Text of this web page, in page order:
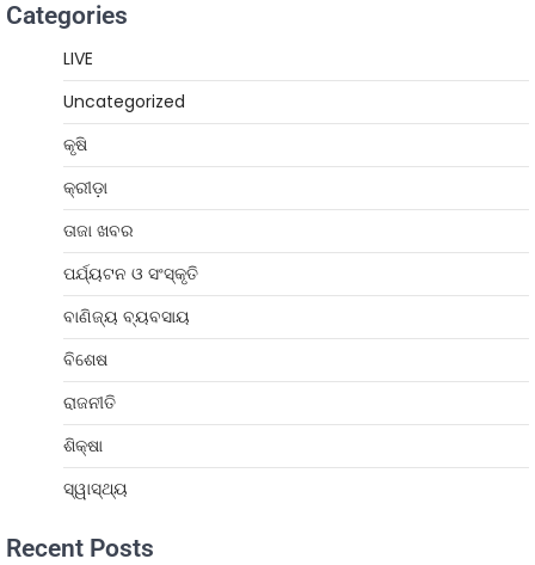
Categories
LIVE
Uncategorized
କୃଷି
କ୍ରୀଡ଼ା
ତାଜା ଖବର
ପର୍ଯ୍ୟଟନ ଓ ସଂସ୍କୃତି
ବାଣିଜ୍ୟ ବ୍ୟବସାୟ
ବିଶେଷ
ରାଜନୀତି
ଶିକ୍ଷା
ସ୍ୱାସ୍ଥ୍ୟ
Recent Posts